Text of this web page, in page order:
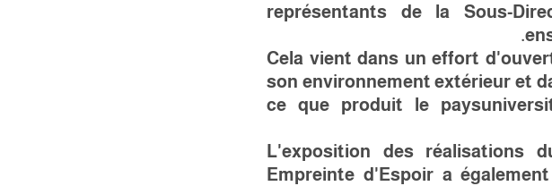
représentants de la Sous-
Cela vient dans un effort
son environnement extérieur et
ce que produit le pays
L'exposition des réalisations
Empreinte d'Espoir a